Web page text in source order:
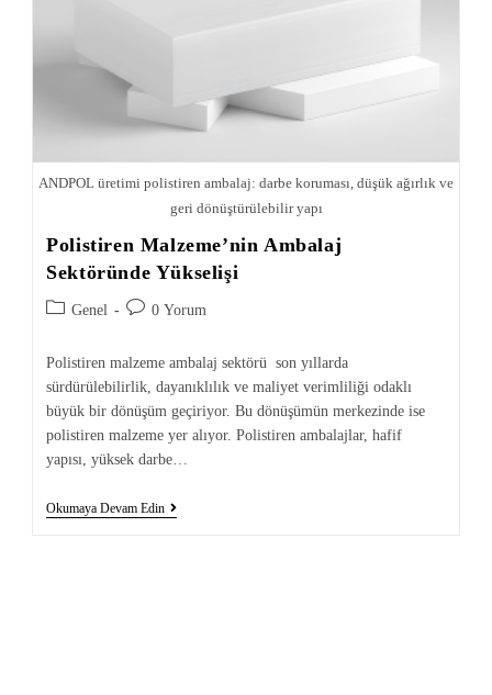
ANDPOL üretimi polistiren ambalaj: darbe koruması, düşük ağırlık ve
geri dönüştürülebilir yapı
Polistiren Malzeme’nin Ambalaj
Sektöründe Yükselişi
Genel 0 Yorum
Polistiren malzeme ambalaj sektörü son yıllarda
sürdürülebilirlik, dayanıklılık ve maliyet verimliliği odaklı
büyük bir dönüşüm geçiriyor. Bu dönüşümün merkezinde ise
polistiren malzeme yer alıyor. Polistiren ambalajlar, hafif
yapısı, yüksek darbe…
Okumaya Devam Edin